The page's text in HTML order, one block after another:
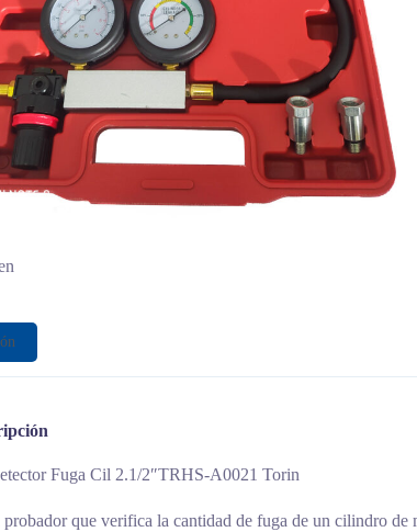
Fuga Cil 2.1/2″TRHS-A0021 Torin
probador que verifica la cantidad de fuga de un cilindro de